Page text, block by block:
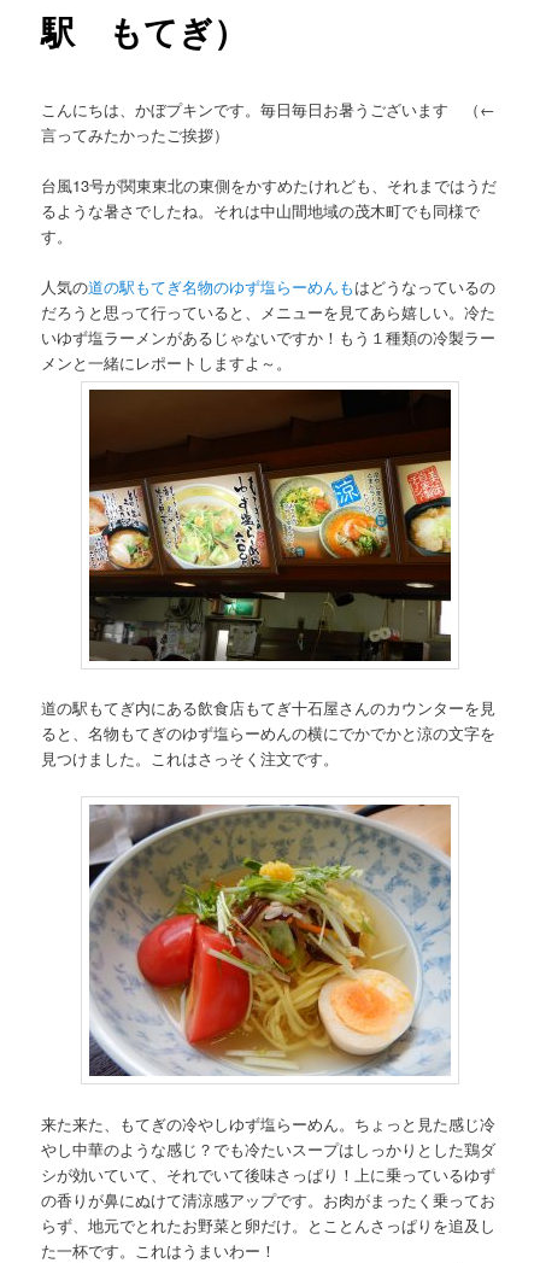
駅 もてぎ）
こんにちは、かぼプキンです。毎日毎日お暑うございます （←
言ってみたかったご挨拶）
台風13号が関東東北の東側をかすめたけれども、それまではうだ
るような暑さでしたね。それは中山間地域の茂木町でも同様で
す。
人気の道の駅もてぎ名物のゆず塩らーめんもはどうなっているの
だろうと思って行っていると、メニューを見てあら嬉しい。冷た
いゆず塩ラーメンがあるじゃないですか！もう１種類の冷製ラー
メンと一緒にレポートしますよ～。
道の駅もてぎ内にある飲食店もてぎ十石屋さんのカウンターを見
ると、名物もてぎのゆず塩らーめんの横にでかでかと涼の文字を
見つけました。これはさっそく注文です。
来た来た、もてぎの冷やしゆず塩らーめん。ちょっと見た感じ冷
やし中華のような感じ？でも冷たいスープはしっかりとした鶏ダ
シが効いていて、それでいて後味さっぱり！上に乗っているゆず
の香りが鼻にぬけて清涼感アップです。お肉がまったく乗ってお
らず、地元でとれたお野菜と卵だけ。とことんさっぱりを追及し
た一杯です。これはうまいわー！